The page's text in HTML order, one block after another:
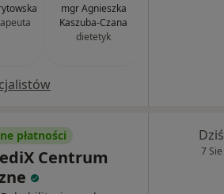
mgr Agnieszka
Kaszuba-Czana
dietetyk
płatności
Centrum
Dziś
7 Sie